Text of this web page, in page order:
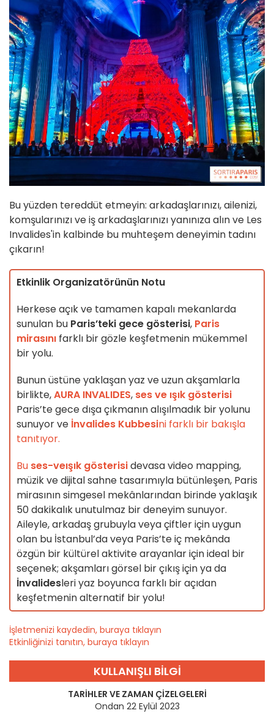
Bu yüzden tereddüt etmeyin: arkadaşlarınızı, ailenizi,
komşularınızı ve iş arkadaşlarınızı yanınıza alın ve Les
Invalides'in kalbinde bu muhteşem deneyimin tadını
çıkarın!
Etkinlik Organizatörünün Notu
Herkese açık ve tamamen kapalı mekanlarda
sunulan bu Paris’teki gece gösterisi, Paris
mirasını farklı bir gözle keşfetmenin mükemmel
bir yolu.
Bunun üstüne yaklaşan yaz ve uzun akşamlarla
birlikte,AURA INVALIDES, ses ve ışık gösterisi
Paris’te gece dışa çıkmanın alışılmadık bir yolunu
sunuyor ve İnvalides Kubbesini farklı bir bakışla
tanıtıyor.
Bu ses-veışık gösterisidevasa video mapping,
müzik ve dijital sahne tasarımıyla bütünleşen, Paris
mirasının simgesel mekânlarından birinde yaklaşık
50 dakikalık unutulmaz bir deneyim sunuyor.
Aileyle, arkadaş grubuyla veya çiftler için uygun
olan bu İstanbul’da veya Paris’te iç mekânda
özgün bir kültürel aktivite arayanlar için ideal bir
seçenek; akşamları görsel bir çıkış için ya da
İnvalidesleri yaz boyunca farklı bir açıdan
keşfetmenin alternatif bir yolu!
İşletmenizi kaydedin, buraya tıklayın
Etkinliğinizi tanıtın, buraya tıklayın
KULLANIŞLI BILGI
TARIHLER VE ZAMAN ÇIZELGELERI
Ondan 22 Eylül 2023